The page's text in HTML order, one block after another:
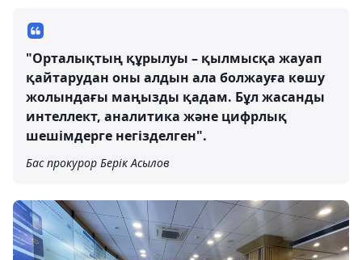
"Орталықтың құрылуы – қылмысқа жауап
қайтарудан оны алдын ала болжауға көшу
жолындағы маңызды қадам. Бұл жасанды
интеллект, аналитика және цифрлық
шешімдерге негізделген".
Бас прокурор Берік Асылов